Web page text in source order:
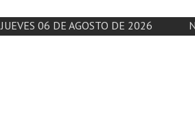
JUEVES 06 DE AGOSTO DE 2026